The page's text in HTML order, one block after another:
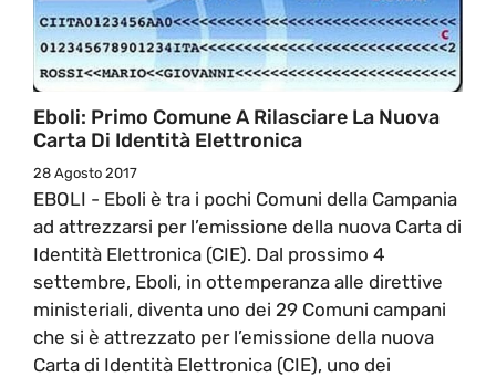
Eboli: Primo Comune A Rilasciare La Nuova
Carta Di Identità Elettronica
28 Agosto 2017
EBOLI - Eboli è tra i pochi Comuni della Campania
ad attrezzarsi per l’emissione della nuova Carta di
Identità Elettronica (CIE). Dal prossimo 4
settembre, Eboli, in ottemperanza alle direttive
ministeriali, diventa uno dei 29 Comuni campani
che si è attrezzato per l’emissione della nuova
Carta di Identità Elettronica (CIE), uno dei